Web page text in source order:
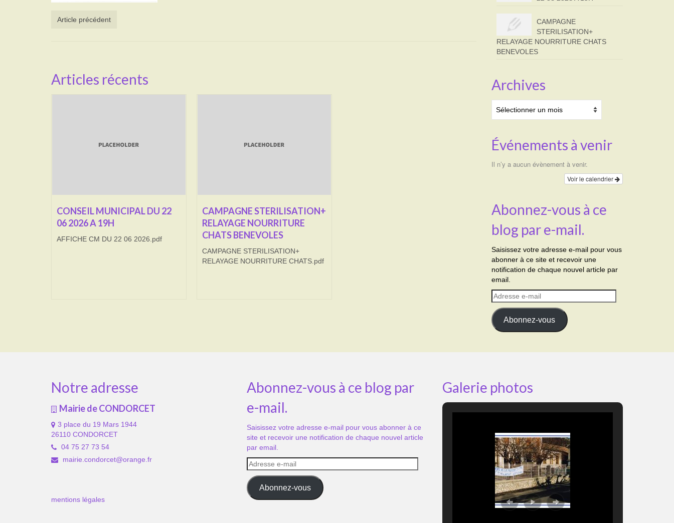
Article précédent
Articles récents
CONSEIL MUNICIPAL DU 22
06 2026 A 19H
AFFICHE CM DU 22 06 2026.pdf
CAMPAGNE STERILISATION+
RELAYAGE NOURRITURE
CHATS BENEVOLES
CAMPAGNE STERILISATION+
RELAYAGE NOURRITURE CHATS.pdf
CAMPAGNE
STERILISATION+
RELAYAGE NOURRITURE CHATS
BENEVOLES
Archives
Événements à venir
Il n’y a aucun évènement à venir.
Voir le calendrier
Abonnez-vous à ce
blog par e-mail.
Saisissez votre adresse e-mail pour vous
abonner à ce site et recevoir une
notification de chaque nouvel article par
email.
Adresse
e-
mail
Abonnez-vous
Notre adresse
Mairie de CONDORCET
3 place du 19 Mars 1944
26110 CONDORCET
04 75 27 73 54
mairie.condorcet@orange.fr
mentions légales
Abonnez-vous à ce blog par
e-mail.
Saisissez votre adresse e-mail pour vous abonner à ce
site et recevoir une notification de chaque nouvel article
par email.
Adresse
e-
mail
Abonnez-vous
Galerie photos